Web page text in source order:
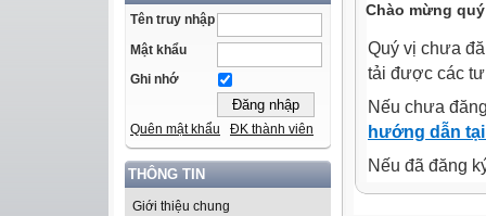
Tên truy nhập
Mật khẩu
Ghi nhớ
Quên mật khẩu ĐK thành viên
THÔNG TIN
Giới thiệu chung
Chào mừng
Quý vị chưa
tải được các
Nếu chưa
hướng dẫn
Nếu đã đăng